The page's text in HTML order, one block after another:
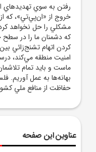
رفتن به سوي تهديدهاي
خروج از «ان‌پي‌تي»، که
مشکلي را حل نخواهد
که دشمنان ما را در سطح
کردن اتهام تشنج‌زائي
امنيت منطقه مي‌کند،
ماست و بايد تمام
بهانه‌ها به عمل
حفاظت از منافع ملي
عناوین این صفحه